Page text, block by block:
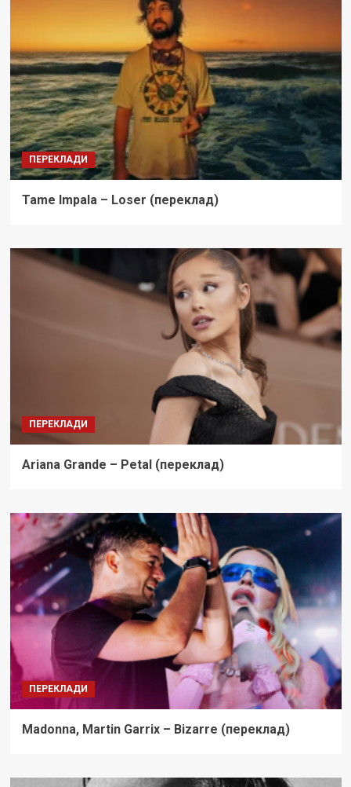
ПЕРЕКЛАДИ
Tame Impala – Loser (переклад)
ПЕРЕКЛАДИ
Ariana Grande – Petal (переклад)
ПЕРЕКЛАДИ
Madonna, Martin Garrix – Bizarre (переклад)